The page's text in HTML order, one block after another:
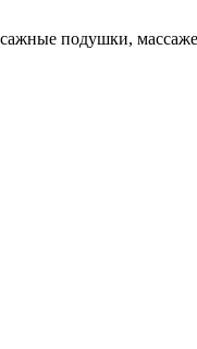
подушки,